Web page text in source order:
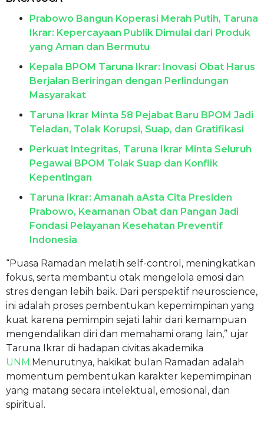
Prabowo Bangun Koperasi Merah Putih, Taruna
Ikrar: Kepercayaan Publik Dimulai dari Produk
yang Aman dan Bermutu
Kepala BPOM Taruna Ikrar: Inovasi Obat Harus
Berjalan Beriringan dengan Perlindungan
Masyarakat
Taruna Ikrar Minta 58 Pejabat Baru BPOM Jadi
Teladan, Tolak Korupsi, Suap, dan Gratifikasi
Perkuat Integritas, Taruna Ikrar Minta Seluruh
Pegawai BPOM Tolak Suap dan Konflik
Kepentingan
Taruna Ikrar: Amanah aAsta Cita Presiden
Prabowo, Keamanan Obat dan Pangan Jadi
Fondasi Pelayanan Kesehatan Preventif
Indonesia
“Puasa Ramadan melatih self-control, meningkatkan
fokus, serta membantu otak mengelola emosi dan
stres dengan lebih baik. Dari perspektif neuroscience,
ini adalah proses pembentukan kepemimpinan yang
kuat karena pemimpin sejati lahir dari kemampuan
mengendalikan diri dan memahami orang lain,” ujar
Taruna Ikrar di hadapan civitas akademika
UNM.Menurutnya, hakikat bulan Ramadan adalah
momentum pembentukan karakter kepemimpinan
yang matang secara intelektual, emosional, dan
spiritual.